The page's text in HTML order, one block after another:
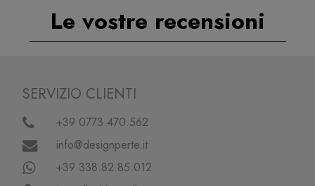
Le vostre recensioni
SERVIZIO CLIENTI
+39 0773.470.562
info@designperte.it
+39 338.82.85.012